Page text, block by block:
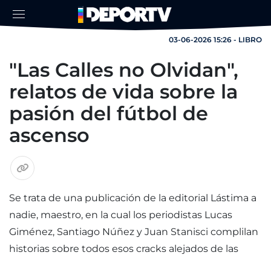
03-06-2026 15:26 - LIBRO
"Las Calles no Olvidan",
relatos de vida sobre la
pasión del fútbol de
ascenso
Se trata de una publicación de la editorial Lástima a
nadie, maestro, en la cual los periodistas Lucas
Giménez, Santiago Núñez y Juan Stanisci complilan
historias sobre todos esos cracks alejados de las